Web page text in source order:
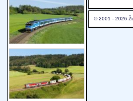
© 2001 - 2026